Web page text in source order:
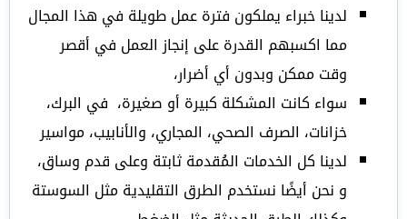
لدينا خبراء يملكون فترة عمل طويلة في هذا المجال
مما اكسبهم القدرة على إنجاز العمل في أقصر
وقت ممكن وبدون أي أضرار،
سواء كانت المشكلة كبيرة أو صغيرة، في البرك،
خزانات، الصرف الصحي، المجاري، والأنابيب، مواسير
لدينا كل الخدمات المُقدمة ثابتة وعلى قدم وساق،
و نحن أيضًا نستخدم الطرق التقليدية مثل السوستة